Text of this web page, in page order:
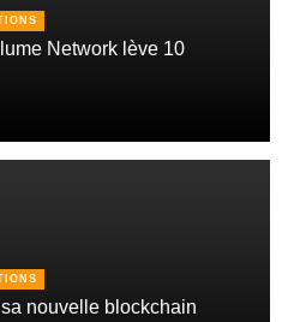
Network lève 10
nouvelle blockchain